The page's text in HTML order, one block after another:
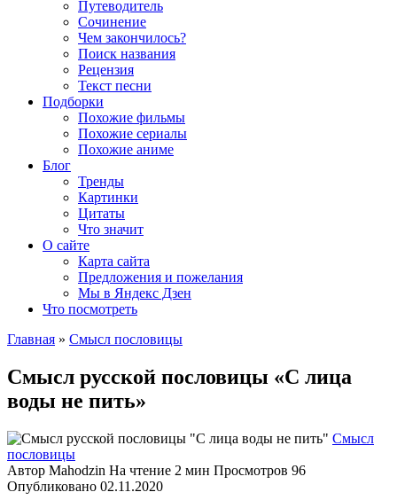
Путеводитель
Сочинение
Чем закончилось?
Поиск названия
Рецензия
Текст песни
Подборки
Похожие фильмы
Похожие сериалы
Похожие аниме
Блог
Тренды
Картинки
Цитаты
Что значит
О сайте
Карта сайта
Предложения и пожелания
Мы в Яндекс Дзен
Что посмотреть
Главная » Смысл пословицы
Смысл русской пословицы «С лица
воды не пить»
Смысл
пословицы
Автор Mahodzin На чтение 2 мин Просмотров 96
Опубликовано 02.11.2020